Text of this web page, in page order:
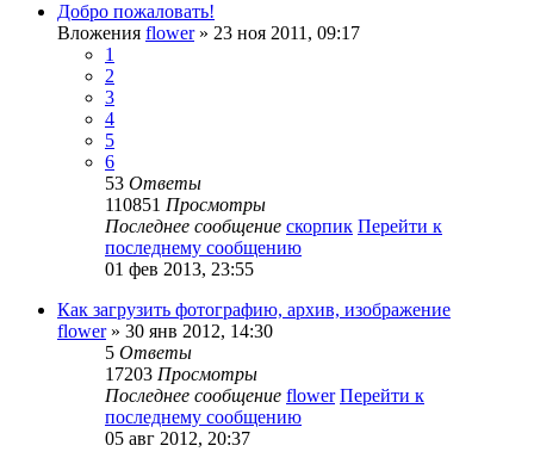
Добро пожаловать!
Вложения flower» 23 ноя 2011, 09:17
1
2
3
4
5
6
53 Ответы
110851 Просмотры
Последнее сообщение скорпик Перейти к
последнему сообщению
01 фев 2013, 23:55
Как загрузить фотографию, архив, изображение
flower» 30 янв 2012, 14:30
5 Ответы
17203 Просмотры
Последнее сообщение flower Перейти к
последнему сообщению
05 авг 2012, 20:37